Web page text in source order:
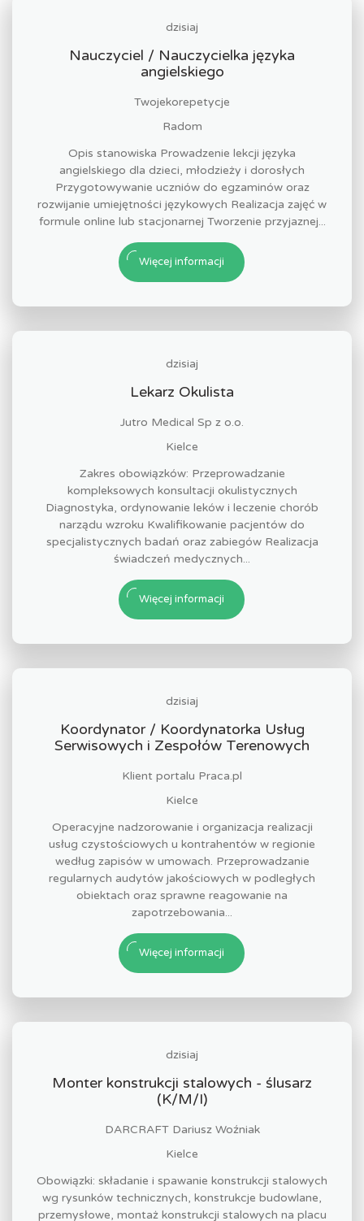
dzisiaj
Nauczyciel / Nauczycielka języka
angielskiego
Twojekorepetycje
Radom
Opis stanowiska Prowadzenie lekcji języka
angielskiego dla dzieci, młodzieży i dorosłych
Przygotowywanie uczniów do egzaminów oraz
rozwijanie umiejętności językowych Realizacja zajęć w
formule online lub stacjonarnej Tworzenie przyjaznej...
Więcej informacji
dzisiaj
Lekarz Okulista
Jutro Medical Sp z o.o.
Kielce
Zakres obowiązków: Przeprowadzanie
kompleksowych konsultacji okulistycznych
Diagnostyka, ordynowanie leków i leczenie chorób
narządu wzroku Kwalifikowanie pacjentów do
specjalistycznych badań oraz zabiegów Realizacja
świadczeń medycznych...
Więcej informacji
dzisiaj
Koordynator / Koordynatorka Usług
Serwisowych i Zespołów Terenowych
Klient portalu Praca.pl
Kielce
Operacyjne nadzorowanie i organizacja realizacji
usług czystościowych u kontrahentów w regionie
według zapisów w umowach. Przeprowadzanie
regularnych audytów jakościowych w podległych
obiektach oraz sprawne reagowanie na
zapotrzebowania...
Więcej informacji
dzisiaj
Monter konstrukcji stalowych - ślusarz
(K/M/I)
DARCRAFT Dariusz Woźniak
Kielce
Obowiązki: składanie i spawanie konstrukcji stalowych
wg rysunków technicznych, konstrukcje budowlane,
przemysłowe, montaż konstrukcji stalowych na placu